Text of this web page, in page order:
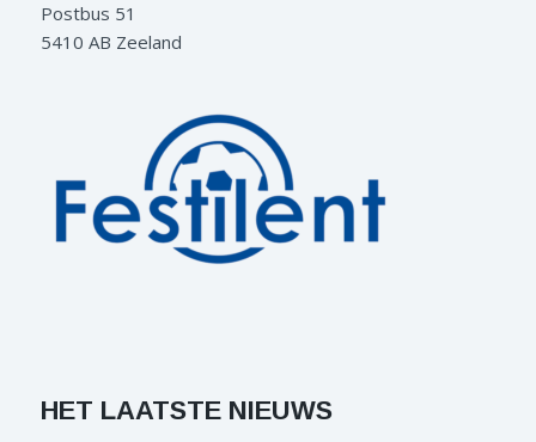
Postbus 51
5410 AB Zeeland
HET LAATSTE NIEUWS